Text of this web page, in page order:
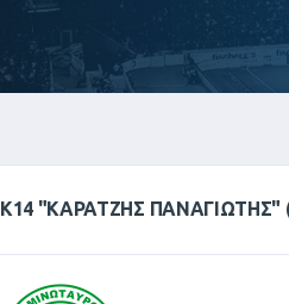
Κ14 "ΚΑΡΑΤΖΉΣ ΠΑΝΑΓΙΏΤΗΣ"